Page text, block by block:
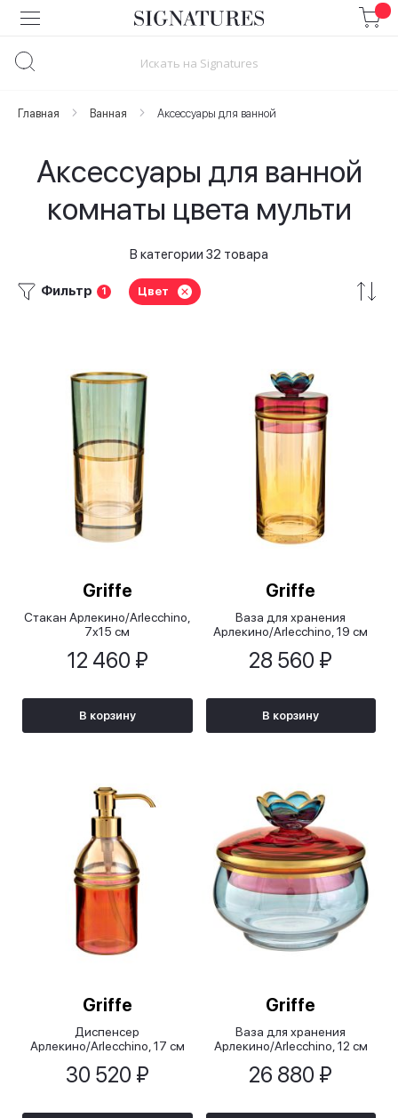
Skip
to
Главная Ванная Аксессуары для ванной
Аксессуары для ванной
комнаты цвета мульти
В категории 32 товара
Фильтр 1 Цвет
Griffe
Стакан Арлекино/Arlecchino,
7х15 см
12 460 ₽
В корзину
Griffe
Ваза для хранения
Арлекино/Arlecchino, 19 см
28 560 ₽
В корзину
Griffe
Диспенсер
Арлекино/Arlecchino, 17 см
30 520 ₽
Griffe
Ваза для хранения
Арлекино/Arlecchino, 12 см
26 880 ₽